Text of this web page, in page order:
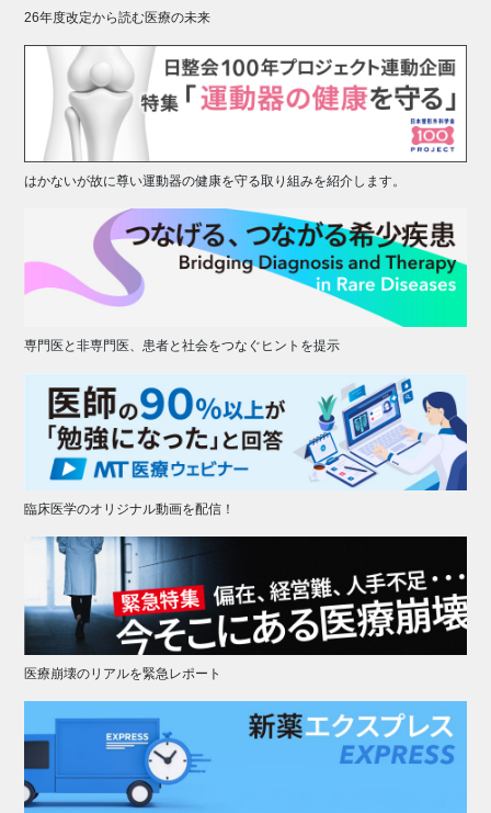
26年度改定から読む医療の未来
はかないが故に尊い運動器の健康を守る取り組みを紹介します。
専門医と非専門医、患者と社会をつなぐヒントを提示
臨床医学のオリジナル動画を配信！
医療崩壊のリアルを緊急レポート